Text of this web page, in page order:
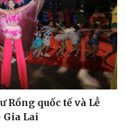
Podcast
Câu chuyện thời sự
Đọc truyện đêm khuya
Cửa sổ tình yêu
Kể chuyện cho bé
Hạt giống tâm hồn
Rồng quốc tế và Lễ
Gia Lai